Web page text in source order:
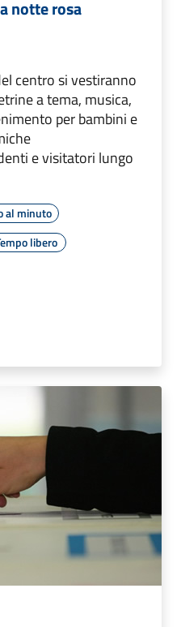
notte rosa
centro si vestiranno
a tema, musica,
per bambini e
e visitatori lungo
al minuto
libero